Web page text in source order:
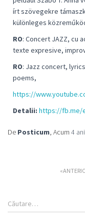
írt szövegekre
különleges
RO: Concert JAZZ, cu
texte expresive,
RO: Jazz concert,
poems,
https://
Detalii: https://fb.me/
De Posticum, Acum 4 ani
Căutare…